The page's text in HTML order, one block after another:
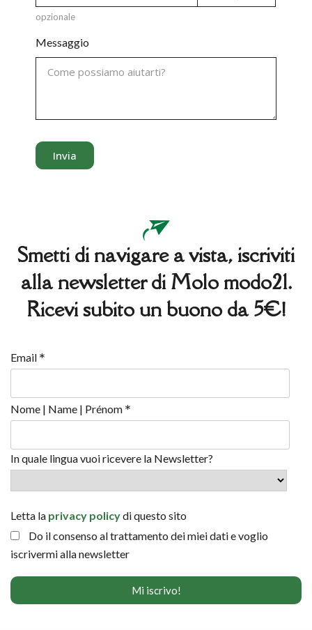
opzionale
Messaggio
Smetti di navigare a vista, iscriviti
alla newsletter di Molo modo21.
Ricevi subito un buono da 5€!
Email *
Nome | Name | Prénom *
In quale lingua vuoi ricevere la Newsletter?
Letta la privacy policydi questo sito
Do il consenso al trattamento dei miei dati e voglio
iscrivermi alla newsletter